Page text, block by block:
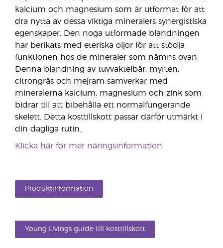
kalcium och magnesium som är utformat för att
dra nytta av dessa viktiga mineralers synergistiska
egenskaper. Den noga utformade blandningen
har berikats med eteriska oljor för att stödja
funktionen hos de mineraler som nämns ovan.
Denna blandning av tuvvaktelbär, myrten,
citrongräs och mejram samverkar med
mineralerna kalcium, magnesium och zink som
bidrar till att bibehålla ett normalfungerande
skelett. Detta kosttillskott passar därför utmärkt i
din dagliga rutin.
Klicka här för mer näringsinformation
Produktinformation
Young Livings guide till kosttillskott